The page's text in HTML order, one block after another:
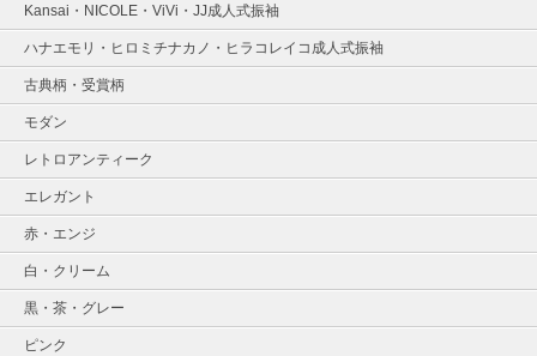
Kansai・NICOLE・ViVi・JJ成人式振袖
ハナエモリ・ヒロミチナカノ・ヒラコレイコ成人式振袖
古典柄・受賞柄
モダン
レトロアンティーク
エレガント
赤・エンジ
白・クリーム
黒・茶・グレー
ピンク